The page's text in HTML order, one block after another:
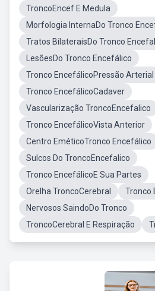
TroncoEncef E Medula
Morfologia InternaDo Tronco
Tratos BilateraisDo Tronco
LesõesDo Tronco Encefálico
Tronco EncefálicoPressão Arterial
Tronco EncefálicoCadaver
Vascularização TroncoEncefalico
Tronco EncefálicoVista Anterior
Centro EméticoTronco Encefálico
Sulcos Do TroncoEncefalico
Tronco EncefálicoE Sua Partes
Orelha TroncoCerebral
Tronco
Nervosos SaindoDo Tronco
TroncoCerebral E Respiração